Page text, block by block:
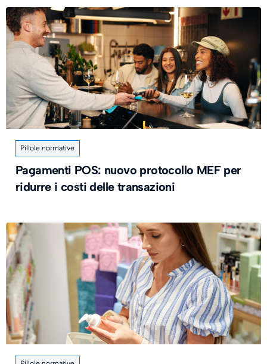
Pillole normative
Pagamenti POS: nuovo protocollo MEF per
ridurre i costi delle transazioni